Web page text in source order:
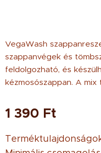
VegaWash
szappanvégek és
feldolgozható, és
kézmosószappan. A
1 390 Ft